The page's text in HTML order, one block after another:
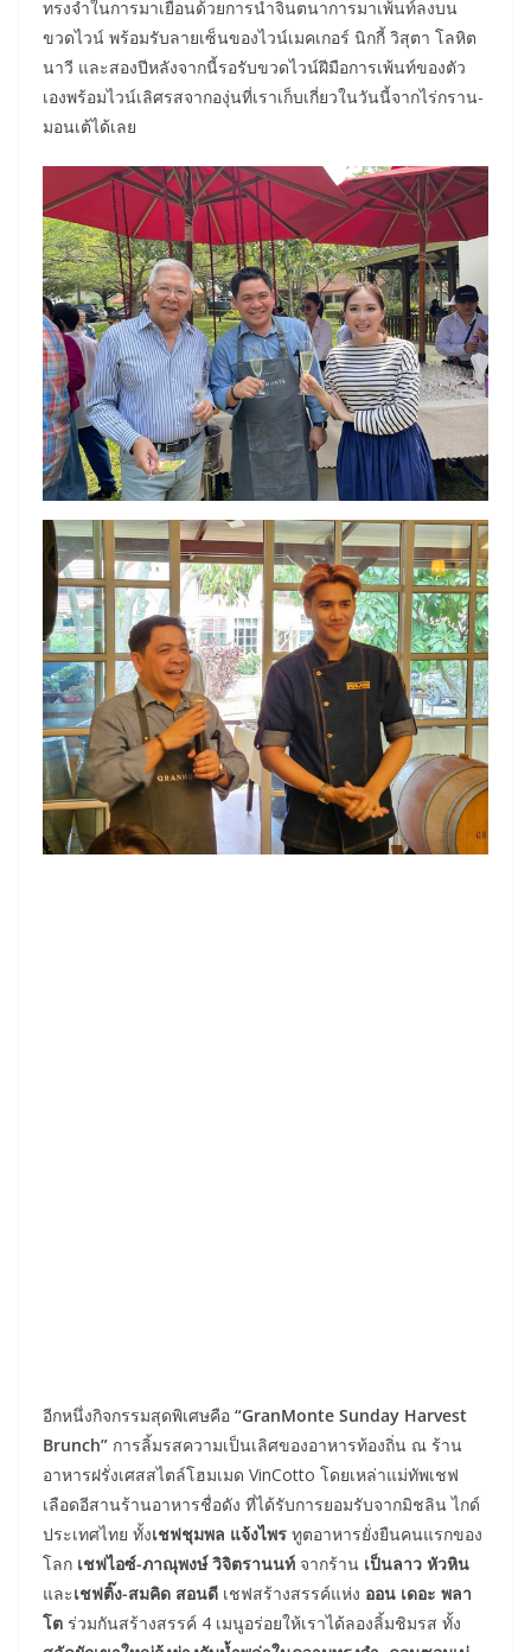
ทรงจำในการมาเยือนด้วยการนำจินตนาการมาเพ้นท์ลงบน
ขวดไวน์ พร้อมรับลายเซ็นของไวน์เมคเกอร์ นิกกี้ วิสุตา โลหิต
นาวี และสองปีหลังจากนี้รอรับขวดไวน์ฝีมือการเพ้นท์ของตัว
เองพร้อมไวน์เลิศรสจากองุ่นที่เราเก็บเกี่ยวในวันนี้จากไร่กราน-
มอนเต้ได้เลย
อีกหนึ่งกิจกรรมสุดพิเศษคือ “GranMonte Sunday Harvest
Brunch” การลิ้มรสความเป็นเลิศของอาหารท้องถิ่น ณ ร้าน
อาหารฝรั่งเศสสไตล์โฮมเมด VinCotto โดยเหล่าแม่ทัพเชฟ
เลือดอีสานร้านอาหารชื่อดัง ที่ได้รับการยอมรับจากมิชลิน ไกด์
ประเทศไทย ทั้งเชฟชุมพล แจ้งไพร ทูตอาหารยั่งยืนคนแรกของ
โลก เชฟไอซ์-ภาณุพงษ์ วิจิตรานนท์ จากร้าน เป็นลาว หัวหิน
และเชฟติ๊ง-สมคิด สอนดี เชฟสร้างสรรค์แห่ง ออน เดอะ พลา
โต ร่วมกันสร้างสรรค์ 4 เมนูอร่อยให้เราได้ลองลิ้มชิมรส ทั้ง